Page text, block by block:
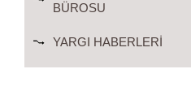
BÜROSU
YARGI HABERLERI